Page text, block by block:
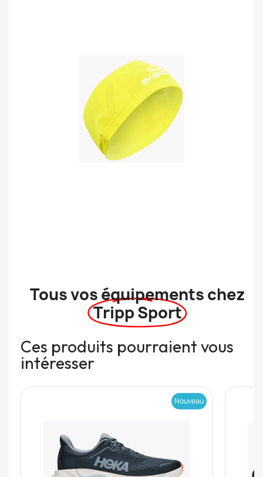
Tous vos équipements chez
Tripp Sport
Ces produits pourraient vous
intéresser
Nouveau